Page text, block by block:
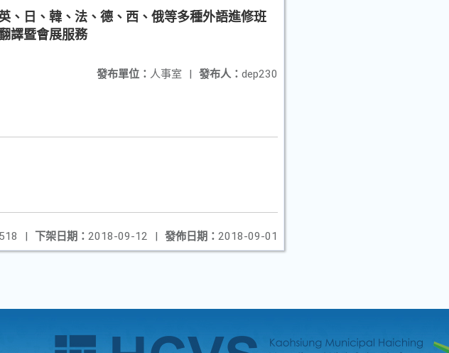
、日、韓、法、德、西、俄等多種外語進修班
譯暨會展服務
發布人： dep230
發布單位： 人事室 |
發佈日期： 2018-09-01
下架日期： 2018-09-12 |
518 |